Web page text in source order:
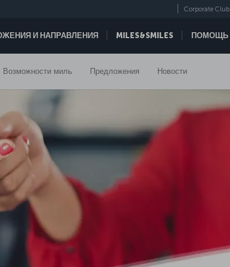
И НАПРАВЛЕНИЯ MILES&SMILES ПОМОЩЬ
Corporate Club
Возможности миль Предложения Новости